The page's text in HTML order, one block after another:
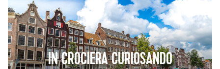
IN CROCIERA CURIOSANDO